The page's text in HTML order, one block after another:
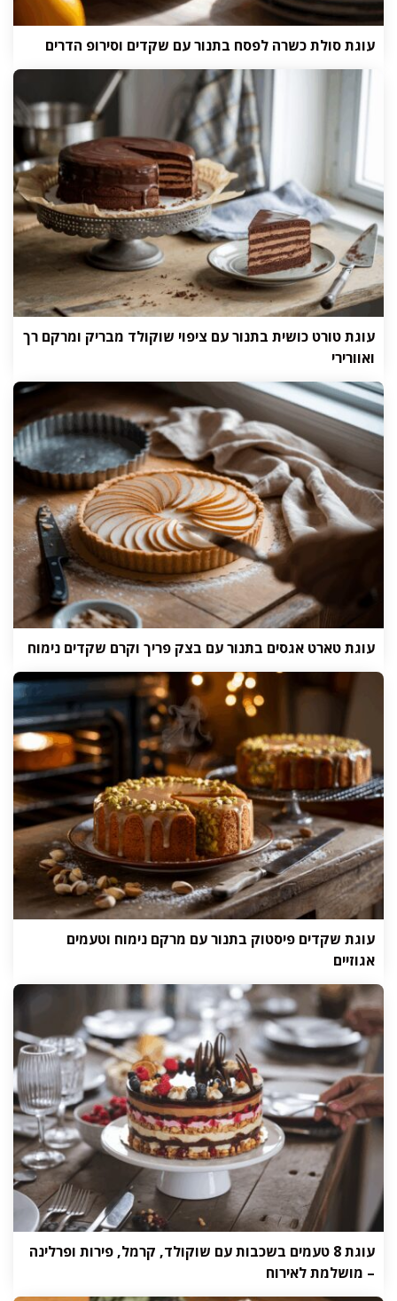
עוגת סולת כשרה לפסח בתנור עם שקדים וסירופ הדרים
עוגת טורט כושית בתנור עם ציפוי שוקולד מבריק ומרקם רך
ואוורירי
עוגת טארט אגסים בתנור עם בצק פריך וקרם שקדים נימוח
עוגת שקדים פיסטוק בתנור עם מרקם נימוח וטעמים
אגוזיים
עוגת 8 טעמים בשכבות עם שוקולד, קרמל, פירות ופרלינה
– מושלמת לאירוח